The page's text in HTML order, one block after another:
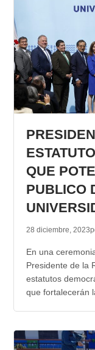
QUE
PUBLICO
28 diciembre, 2023
En una
Presidente de la
estatutos
que fortalecerán